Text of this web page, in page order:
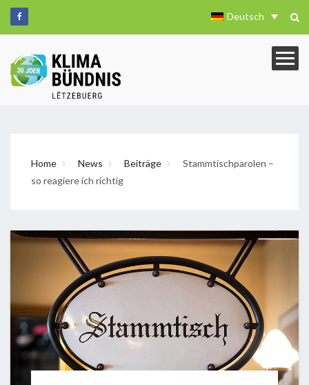
Deutsch
Home News Beiträge
Stammtischparolen –
so reagiere ich richtig